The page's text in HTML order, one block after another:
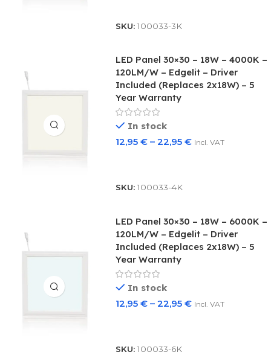
SKU:100033-3K
LED Panel 30×30 – 18W – 4000K –
120LM/W – Edgelit – Driver
Included (Replaces 2x18W) – 5
Year Warranty
In stock
12,95€ – 22,95€ Incl. VAT
SKU:100033-4K
LED Panel 30×30 – 18W – 6000K –
120LM/W – Edgelit – Driver
Included (Replaces 2x18W) – 5
Year Warranty
In stock
12,95€ – 22,95€ Incl. VAT
SKU:100033-6K